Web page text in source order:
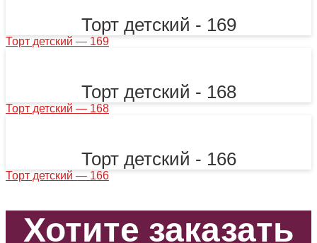
Торт детский - 169
Торт детский — 169
Торт детский - 168
Торт детский — 168
Торт детский - 166
Торт детский — 166
Хотите заказать